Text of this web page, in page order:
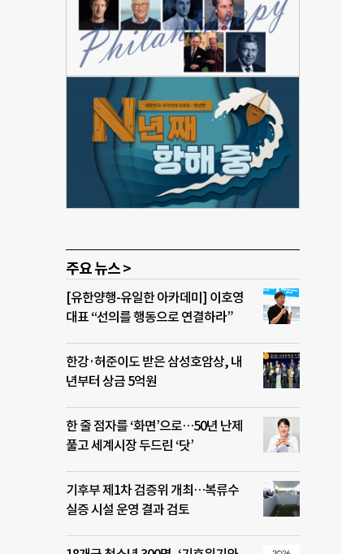
주요 뉴스 >
[유한양행-유일한 아카데미] 이호영
대표 “선의를 행동으로 연결하라”
한강·허준이도 받은 삼성호암상, 내
년부터 상금 5억원
한 줄 점자를 ‘화면’으로…50년 난제
풀고 세계시장 두드린 ‘닷’
기후부 제1차 검증위 개최…복류수
실증 시설 운영 결과 검토